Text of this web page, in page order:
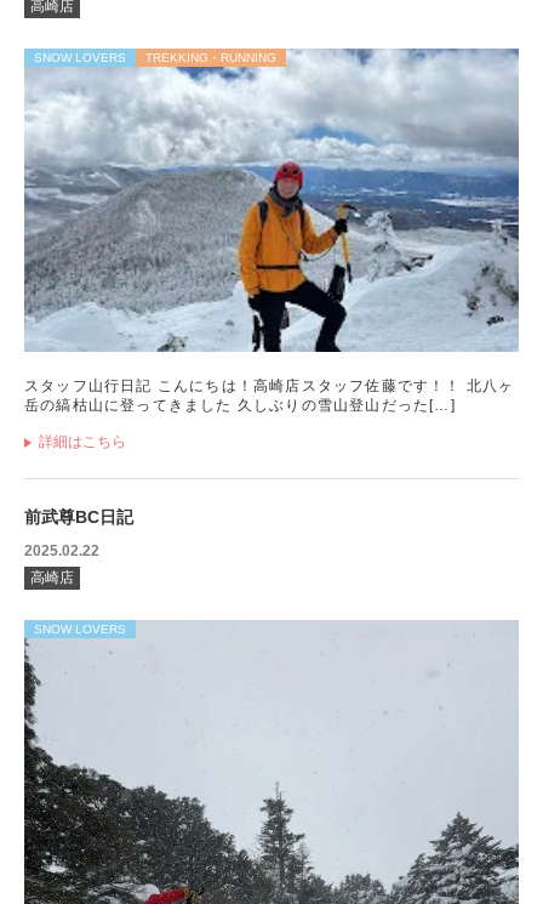
高崎店
SNOW LOVERS TREKKING・RUNNING
スタッフ山行日記 こんにちは！高崎店スタッフ佐藤です！！ 北八ヶ
岳の縞枯山に登ってきました️️ 久しぶりの雪山登山だった[…]
詳細はこちら
前武尊BC日記
2025.02.22
高崎店
SNOW LOVERS